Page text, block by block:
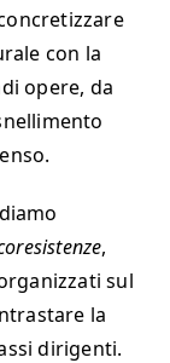
con la
opere, da
,
sul
la
dirigenti.